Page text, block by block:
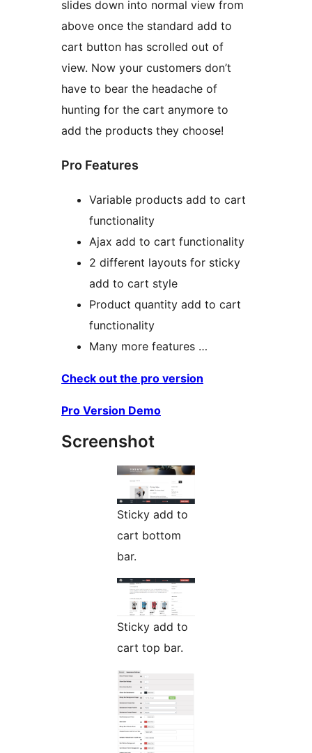
slides down into normal view from
above once the standard add to
cart button has scrolled out of
view. Now your customers don’t
have to bear the headache of
hunting for the cart anymore to
add the products they choose!
Pro Features
Variable products add to cart
functionality
Ajax add to cart functionality
2 different layouts for sticky
add to cart style
Product quantity add to cart
functionality
Many more features …
Check out the pro version
Pro Version Demo
Screenshot
Sticky add to
cart bottom
bar.
Sticky add to
cart top bar.